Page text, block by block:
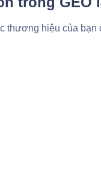
thương hiệu của